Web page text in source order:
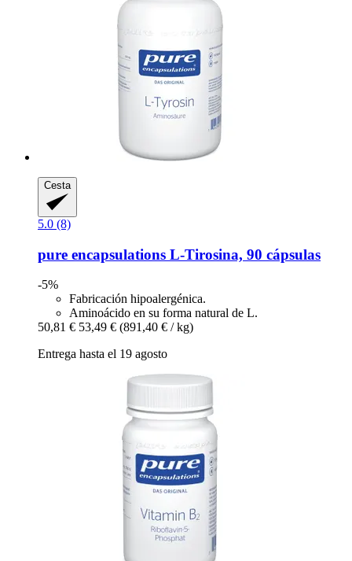
Cesta
5.0 (8)
pure encapsulations L-​Tirosina, 90 cápsulas
-5%
Fabricación hipoalergénica.
Aminoácido en su forma natural de L.
50,81 € 53,49 € (891,40 € / kg)
Entrega hasta el 19 agosto